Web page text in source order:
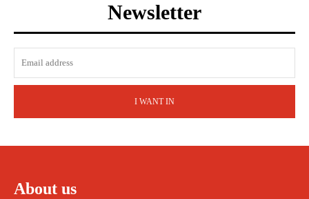
Newsletter
I WANT IN
About us